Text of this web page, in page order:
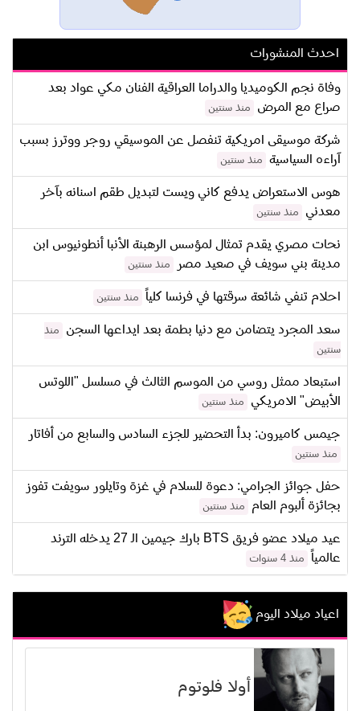
احدث المنشورات
وفاة نجم الكوميديا والدراما العراقية الفنان مكي عواد بعد
صراع مع المرض
منذ سنتين
شركة موسيقى امريكية تنفصل عن الموسيقي روجر ووترز بسبب
آراءه السياسية
منذ سنتين
هوس الاستعراض يدفع كاني ويست لتبديل طقم اسنانه بآخر
معدني
منذ سنتين
نحات مصري يقدم تمثال لمؤسس الرهبنة الأنبا أنطونيوس ابن
مدينة بني سويف في صعيد مصر
منذ سنتين
احلام تنفي شائعة سرقتها في فرنسا كلياً منذ سنتين
سعد المجرد يتضامن مع دنيا بطمة بعد ايداعها السجن
منذ
سنتين
استبعاد ممثل روسي من الموسم الثالث في مسلسل "اللوتس
الأبيض" الامريكي
منذ سنتين
جيمس كاميرون: بدأ التحضير للجزء السادس والسابع من أفاتار
منذ سنتين
حفل جوائز الجرامي: دعوة للسلام في غزة وتايلور سويفت تفوز
بجائزة ألبوم العام
منذ سنتين
عيد ميلاد عضو فريق BTS بارك جيمين الـ 27 يدخله الترند
عالمياً
منذ 4 سنوات
اعياد ميلاد اليوم
أولا فلوتوم